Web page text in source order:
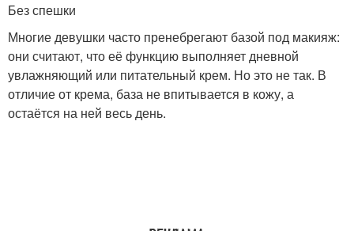
Без спешки
Многие девушки часто пренебрегают базой под макияж:
они считают, что её функцию выполняет дневной
увлажняющий или питательный крем. Но это не так. В
отличие от крема, база не впитывается в кожу, а
остаётся на ней весь день.